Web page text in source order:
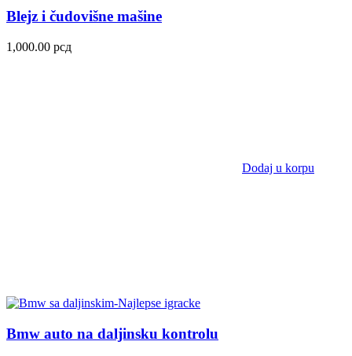
Blejz i čudovišne mašine
1,000.00 рсд
Dodaj u korpu
Bmw auto na daljinsku kontrolu